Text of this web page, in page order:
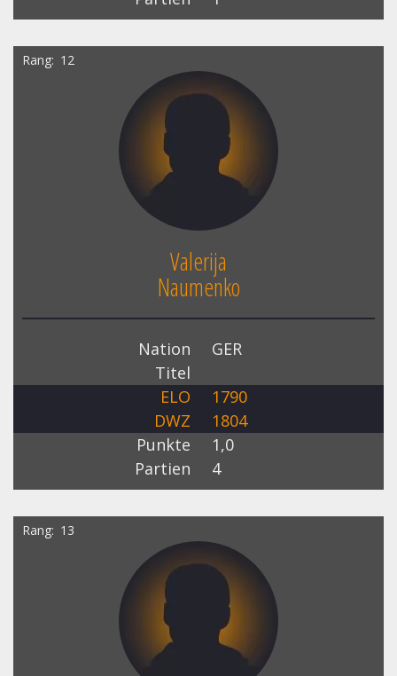
Rang 12
Valerija
Naumenko
Nation
GER
Titel
ELO
1790
DWZ
1804
Punkte
1,0
Partien
4
Rang 13